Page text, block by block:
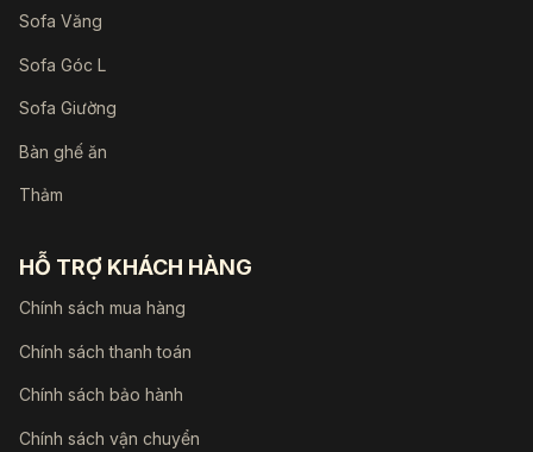
Sofa Văng
Sofa Góc L
Sofa Giường
Bàn ghế ăn
Thảm
HỖ TRỢ KHÁCH HÀNG
Chính sách mua hàng
Chính sách thanh toán
Chính sách bảo hành
Chính sách vận chuyển